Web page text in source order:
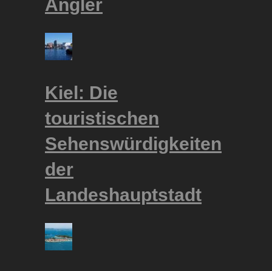
Angler
Kiel: Die
touristischen
Sehenswürdigkeiten
der
Landeshauptstadt